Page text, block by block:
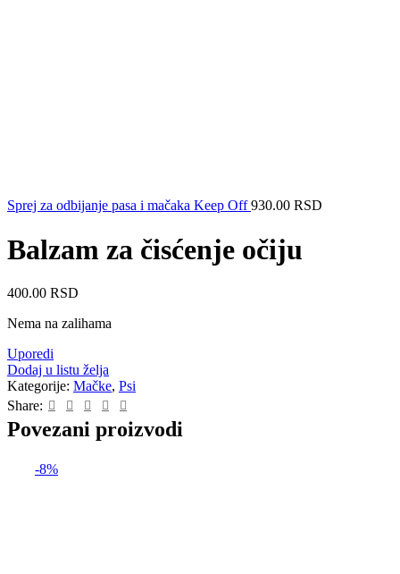
Sprej za odbijanje pasa i mačaka Keep Off930.00 RSD
Balzam za čisćenje očiju
400.00 RSD
Nema na zalihama
Uporedi
Dodaj u listu želja
Kategorije: Mačke, Psi
Share:
Povezani proizvodi
-8%